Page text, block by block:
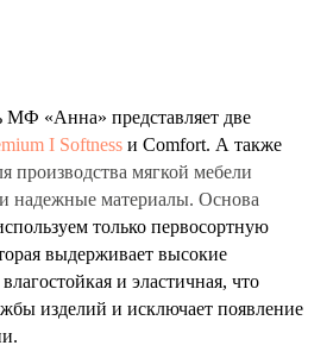
МФ «Анна» представляет две
I Softness и Comfort. А также
производства мягкой мебели
надежные материалы. Основа
только первосортную
выдерживает высокие
и эластичная, что
изделий и исключает появление